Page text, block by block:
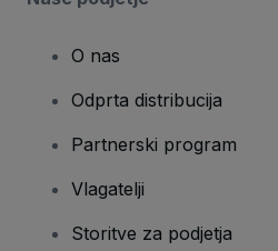
O nas
Odprta distribucija
Partnerski program
Vlagatelji
Storitve za podjetja